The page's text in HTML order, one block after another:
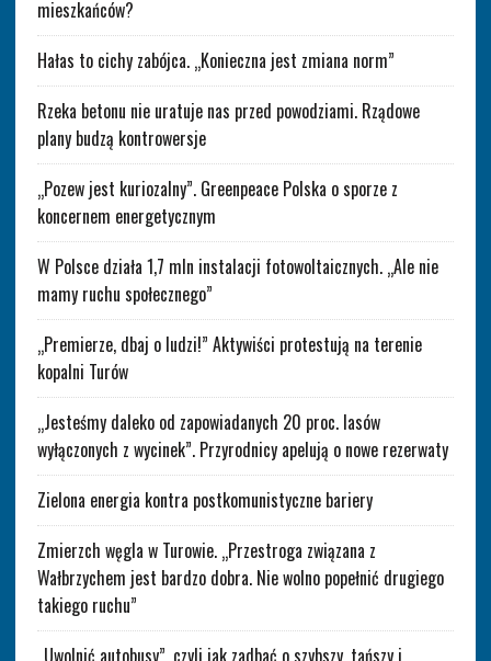
mieszkańców?
Hałas to cichy zabójca. „Konieczna jest zmiana norm”
Rzeka betonu nie uratuje nas przed powodziami. Rządowe
plany budzą kontrowersje
„Pozew jest kuriozalny”. Greenpeace Polska o sporze z
koncernem energetycznym
W Polsce działa 1,7 mln instalacji fotowoltaicznych. „Ale nie
mamy ruchu społecznego”
„Premierze, dbaj o ludzi!” Aktywiści protestują na terenie
kopalni Turów
„Jesteśmy daleko od zapowiadanych 20 proc. lasów
wyłączonych z wycinek”. Przyrodnicy apelują o nowe rezerwaty
Zielona energia kontra postkomunistyczne bariery
Zmierzch węgla w Turowie. „Przestroga związana z
Wałbrzychem jest bardzo dobra. Nie wolno popełnić drugiego
takiego ruchu”